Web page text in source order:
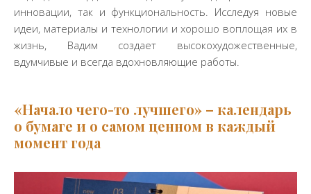
инновации, так и функциональность. Исследуя новые
идеи, материалы и технологии и хорошо воплощая их в
жизнь, Вадим создает высокохудожественные,
вдумчивые и всегда вдохновляющие работы.
«Начало чего-то лучшего» – календарь
о бумаге и о самом ценном в каждый
момент года